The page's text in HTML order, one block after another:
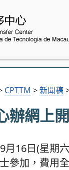
CPTTM >新聞稿
辦網上
16日(星期
參加，費用